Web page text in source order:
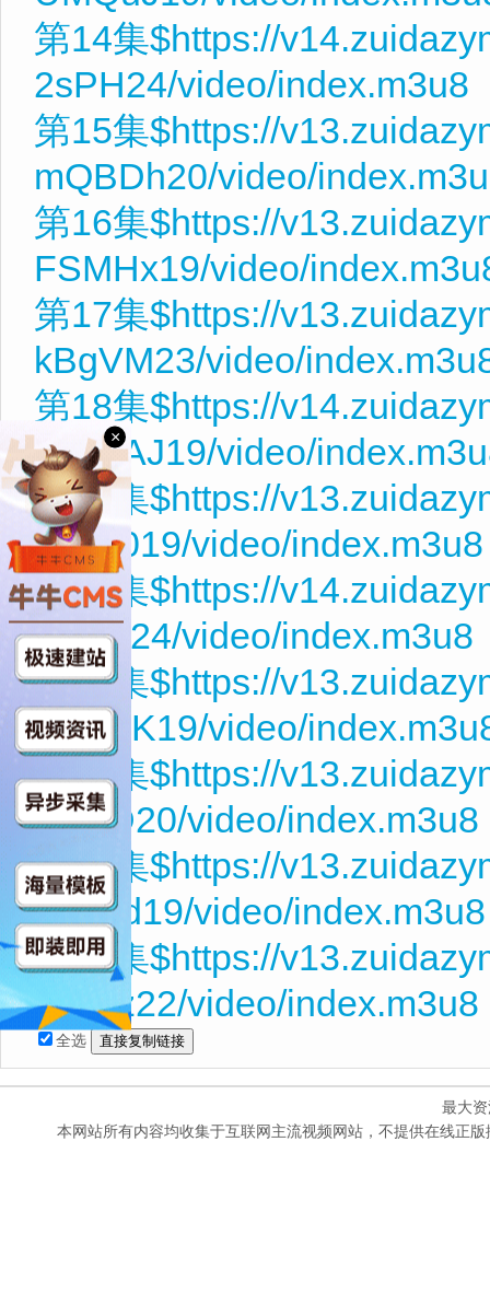
第14集$https://
2sPH24/video/index.m3u8
第15集$https://
mQBDh20/video/
第16集$https://
FSMHx19/video/
第17集$https://
kBgVM23/video/
第18集$https://
a9RsAJ19/video/
第19集$https://
xrCU019/video/index.m3u8
第20集$https://
6YZix24/video/index.m3u8
第21集$https://
cgGjbK19/video/
第22集$https://
f5JXD20/video/index.m3u8
第23集$https://
HJupd19/video/index.m3u8
第24集$https://
1qgLz22/video/index.m3u8
全选
最大
本网站所有内容均收集于互联网主流视频网站，不提供在线正
×